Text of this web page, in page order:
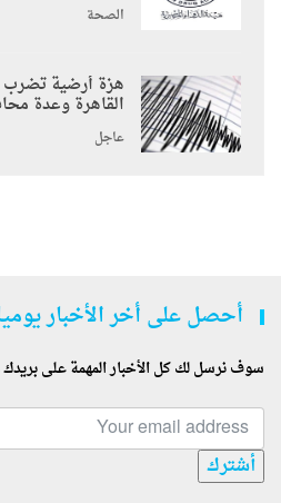
الصحة
هزة أرضية
القاهرة وعدة
عاجل
أحصل على أخر الأخبار
سوف نرسل لك كل الأخبار المهمة على
أشترك